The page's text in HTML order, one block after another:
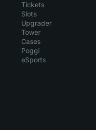
Tickets
Slots
Upgrader
Tower
Cases
Poggi
eSports